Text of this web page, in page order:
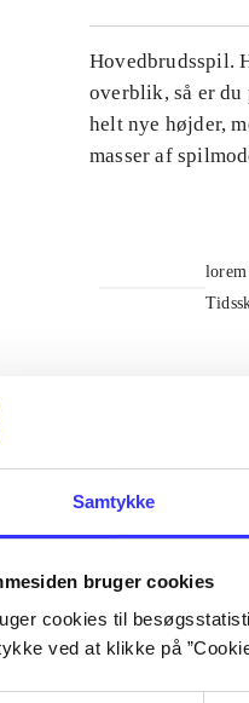
Samtykke
bruger cookies
cookies til
ved at klikke på
Hovedbrudsspil.
overblik, så er du
helt nye højder,
masser af